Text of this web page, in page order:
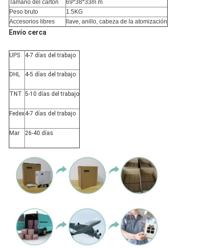
Tamaño del cartón
69*38*33m m
Peso bruto
1.5KG
Accesorios libres
llave, anillo, cabeza de la atomización
Envío cerca
UPS 4-7 días del trabajo
DHL 4-5 días del trabajo
TNT 5-10 días del trabajo
Fedex4-7 días del trabajo
Mar 26-40 días